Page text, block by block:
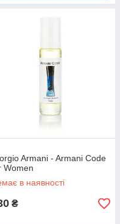
Armani - Armani Code
Women
в наявності
₴